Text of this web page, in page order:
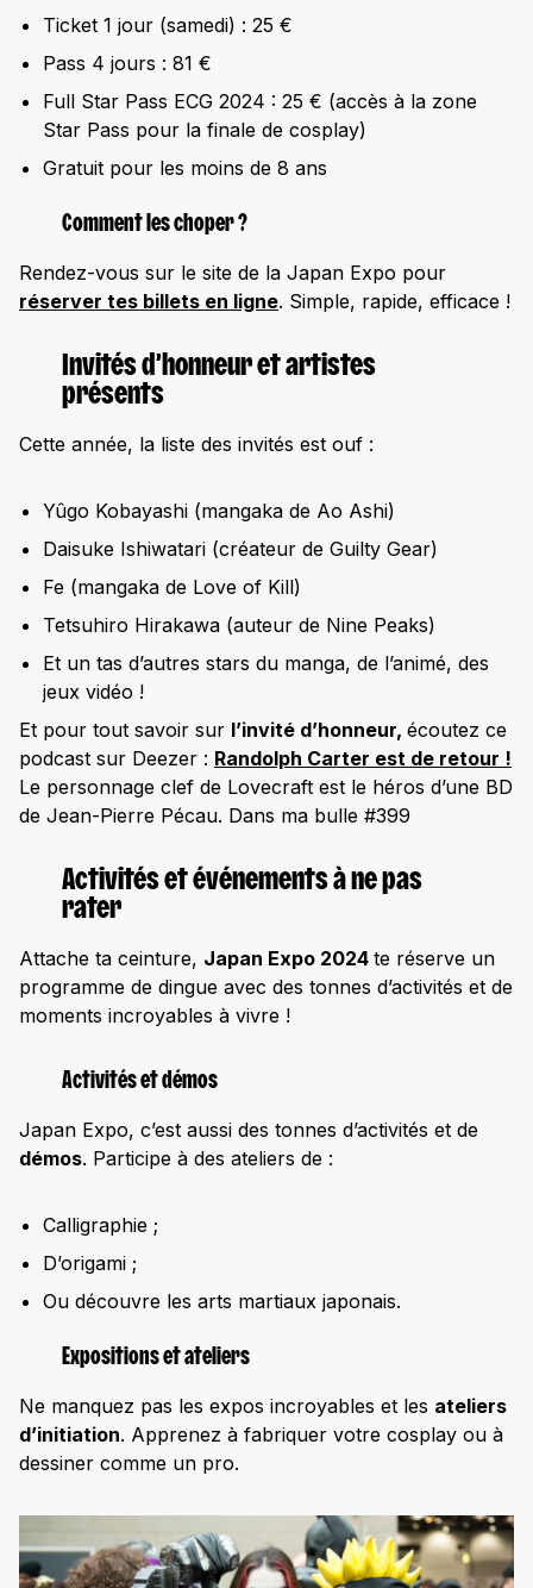
Ticket 1 jour (samedi) : 25 €
Pass 4 jours : 81 €
Full Star Pass ECG 2024 : 25 € (accès à la zone
Star Pass pour la finale de cosplay)
Gratuit pour les moins de 8 ans
Comment les choper ?
Rendez-vous sur le site de la Japan Expo pour
réserver tes billets en ligne. Simple, rapide, efficace !
Invités d’honneur et artistes
présents
Cette année, la liste des invités est ouf :
Yûgo Kobayashi (mangaka de Ao Ashi)
Daisuke Ishiwatari (créateur de Guilty Gear)
Fe (mangaka de Love of Kill)
Tetsuhiro Hirakawa (auteur de Nine Peaks)
Et un tas d’autres stars du manga, de l’animé, des
jeux vidéo !
Et pour tout savoir sur l’invité d’honneur, écoutez ce
podcast sur Deezer : Randolph Carter est de retour !
Le personnage clef de Lovecraft est le héros d’une BD
de Jean-Pierre Pécau. Dans ma bulle #399
Activités et événements à ne pas
rater
Attache ta ceinture, Japan Expo 2024 te réserve un
programme de dingue avec des tonnes d’activités et de
moments incroyables à vivre !
Activités et démos
Japan Expo, c’est aussi des tonnes d’activités et de
démos. Participe à des ateliers de :
Calligraphie ;
D’origami ;
Ou découvre les arts martiaux japonais.
Expositions et ateliers
Ne manquez pas les expos incroyables et les ateliers
d’initiation. Apprenez à fabriquer votre cosplay ou à
dessiner comme un pro.